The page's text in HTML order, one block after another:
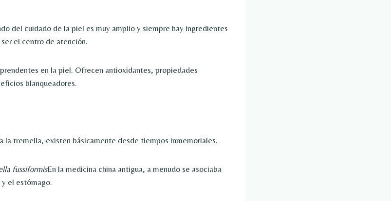
del cuidado de la piel es muy amplio y siempre hay ingredientes
el centro de atención.
en la piel. Ofrecen antioxidantes, propiedades
blanqueadores.
la tremella, existen básicamente desde tiempos inmemoriales.
fussiformisEn la medicina china antigua, a menudo se asociaba
el estómago.